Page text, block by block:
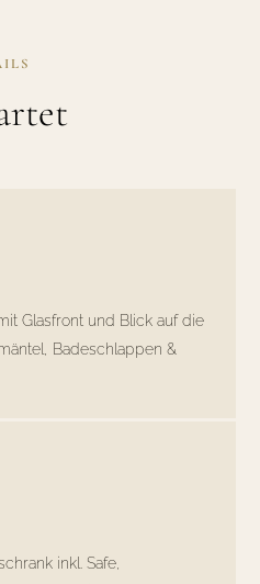
Glasfront und Blick auf die
Badeschlappen &
inkl. Safe,